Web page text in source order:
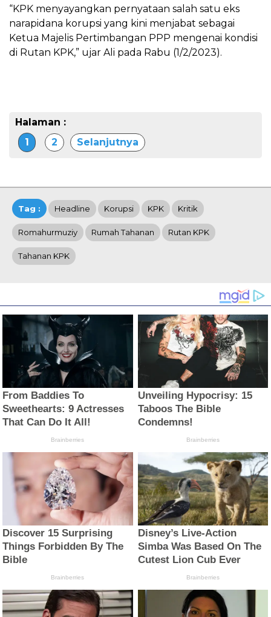
“KPK menyayangkan pernyataan salah satu eks
narapidana korupsi yang kini menjabat sebagai
Ketua Majelis Pertimbangan PPP mengenai kondisi
di Rutan KPK,” ujar Ali pada Rabu (1/2/2023).
Halaman :
1
2 Selanjutnya
Tag : Headline Korupsi KPK Kritik
Romahurmuziy Rumah Tahanan Rutan KPK
Tahanan KPK